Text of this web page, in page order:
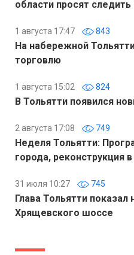
области просят
1 августа 17:47 843
На набережной
торговлю
1 августа 15:02 824
В Тольятти появился
2 августа 17:08 749
Неделя Тольятти:
города, реконструкция
31 июля 10:27 745
Глава Тольятти
Хрящевского шоссе